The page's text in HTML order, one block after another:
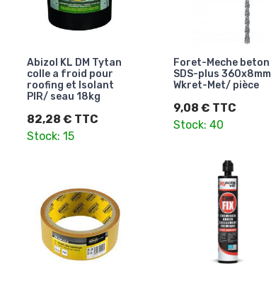
Abizol KL DM Tytan
colle a froid pour
roofing et Isolant
PIR/ seau 18kg
82,28 € TTC
Stock: 15
Foret-Meche beton
SDS-plus 360x8mm
Wkret-Met/ pièce
9,08 € TTC
Stock: 40